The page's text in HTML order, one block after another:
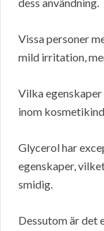
Vissa personer
mild irritation,
Vilka
inom
Glycerol har
egenskaper,
smidig.
Dessutom är det